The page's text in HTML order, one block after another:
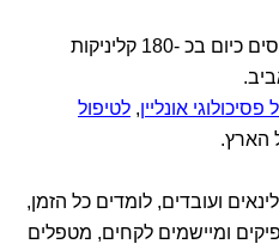
השירותים הטיפוליים שלנו פרוסים כיום בכ -180 קליניקות
פסיכולוגי אונליין, לטיפול
הארץ.
אנחנו קהילה של כ-220 קלינאים ועובדים, לומדים כל הזמן,
ומיישמים לקחים, מטפלים